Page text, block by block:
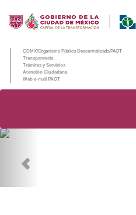
CDMX/Organismo Público Descentralizado/PAOT
Transparencia
Trámites y Servicios
Atención Ciudadana
Web e-mail PAOT